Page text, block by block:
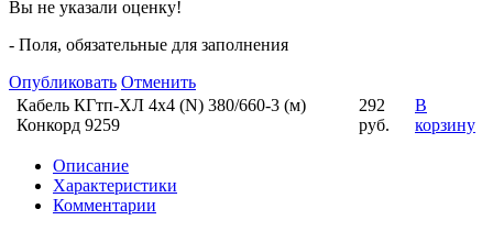
Вы не указали оценку!
- Поля, обязательные для заполнения
Опубликовать Отменить
Кабель КГтп-ХЛ 4х4 (N) 380/660-3 (м)
Конкорд 9259
292
руб.
В
корзину
Описание
Характеристики
Комментарии